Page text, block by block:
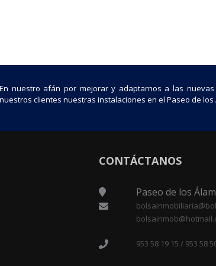
En nuestro afán por mejorar y adaptarnos a las
nuestros clientes nuestras instalaciones en el Paseo de los
CONTÁCTANOS
Paseo de los
953 58 19 15 / 953 58